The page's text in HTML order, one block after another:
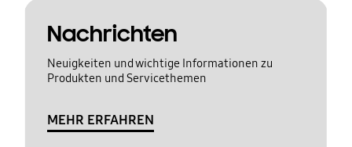
Nachrichten
Neuigkeiten und wichtige Informationen zu
Produkten und Servicethemen
MEHR ERFAHREN